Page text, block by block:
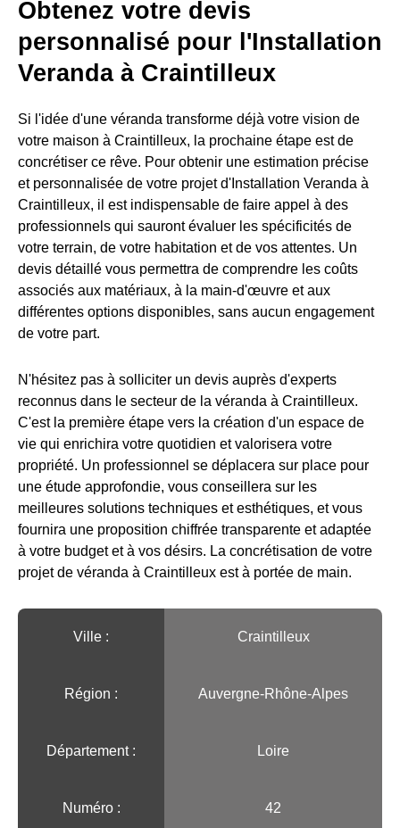
Obtenez votre devis
personnalisé pour l'Installation
Veranda à Craintilleux
Si l'idée d'une véranda transforme déjà votre vision de
votre maison à Craintilleux, la prochaine étape est de
concrétiser ce rêve. Pour obtenir une estimation précise
et personnalisée de votre projet d'Installation Veranda à
Craintilleux, il est indispensable de faire appel à des
professionnels qui sauront évaluer les spécificités de
votre terrain, de votre habitation et de vos attentes. Un
devis détaillé vous permettra de comprendre les coûts
associés aux matériaux, à la main-d'œuvre et aux
différentes options disponibles, sans aucun engagement
de votre part.
N'hésitez pas à solliciter un devis auprès d'experts
reconnus dans le secteur de la véranda à Craintilleux.
C'est la première étape vers la création d'un espace de
vie qui enrichira votre quotidien et valorisera votre
propriété. Un professionnel se déplacera sur place pour
une étude approfondie, vous conseillera sur les
meilleures solutions techniques et esthétiques, et vous
fournira une proposition chiffrée transparente et adaptée
à votre budget et à vos désirs. La concrétisation de votre
projet de véranda à Craintilleux est à portée de main.
Ville :️ Craintilleux
Région :️ Auvergne-Rhône-Alpes
Département : Loire
Numéro : 42